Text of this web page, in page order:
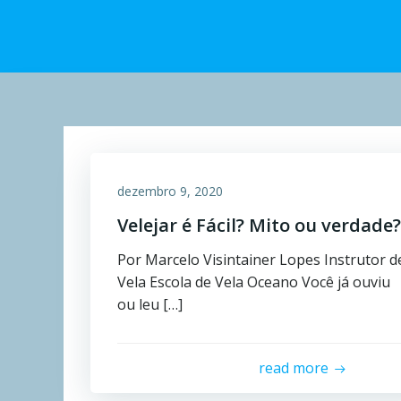
dezembro 9, 2020
Velejar é Fácil? Mito ou verdade?
Por Marcelo Visintainer Lopes Instrutor
Vela Escola de Vela Oceano Você já ouviu
ou leu […]
read more